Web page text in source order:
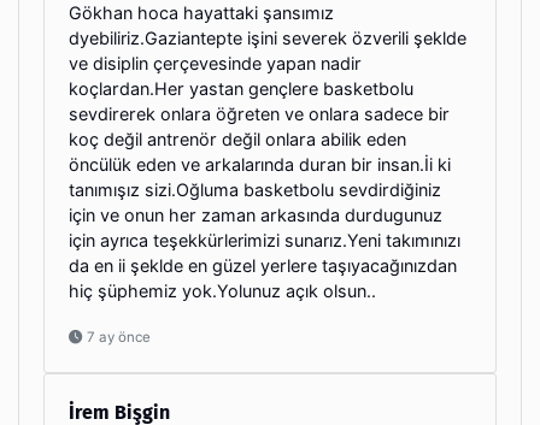
Gökhan hoca hayattaki şansımız
dyebiliriz.Gaziantepte işini severek özverili şeklde
ve disiplin çerçevesinde yapan nadir
koçlardan.Her yastan gençlere basketbolu
sevdirerek onlara öğreten ve onlara sadece bir
koç değil antrenör değil onlara abilik eden
öncülük eden ve arkalarında duran bir insan.İi ki
tanımışız sizi.Oğluma basketbolu sevdirdiğiniz
için ve onun her zaman arkasında durdugunuz
için ayrıca teşekkürlerimizi sunarız.Yeni takımınızı
da en ii şeklde en güzel yerlere taşıyacağınızdan
hiç şüphemiz yok.Yolunuz açık olsun..
7 ay önce
İrem Bişgin